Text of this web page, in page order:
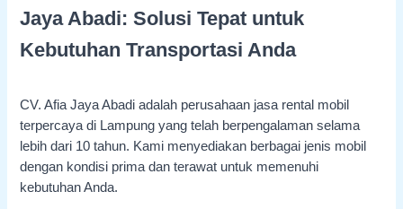
Jaya Abadi: Solusi Tepat untuk
Kebutuhan Transportasi Anda
CV. Afia Jaya Abadi adalah perusahaan jasa rental mobil
terpercaya di Lampung yang telah berpengalaman selama
lebih dari 10 tahun. Kami menyediakan berbagai jenis mobil
dengan kondisi prima dan terawat untuk memenuhi
kebutuhan Anda.